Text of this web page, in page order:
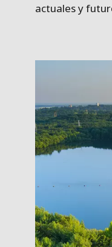
actuales y